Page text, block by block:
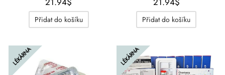
Přidat do košíku Přidat do košíku
LÉKÁRNA LÉKÁRNA